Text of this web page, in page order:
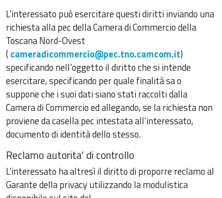
L'interessato può esercitare questi diritti inviando una
richiesta alla pec della Camera di Commercio della
Toscana Nord-Ovest
( cameradicommercio@pec.tno.camcom.it)
specificando nell'oggetto il diritto che si intende
esercitare, specificando per quale finalità sa o
suppone che i suoi dati siano stati raccolti dalla
Camera di Commercio ed allegando, se la richiesta non
proviene da casella pec intestata all'interessato,
documento di identità dello stesso.
Reclamo autorita' di controllo
L'interessato ha altresì il diritto di proporre reclamo al
Garante della privacy utilizzando la modulistica